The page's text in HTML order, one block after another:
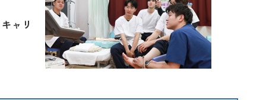
ャリ